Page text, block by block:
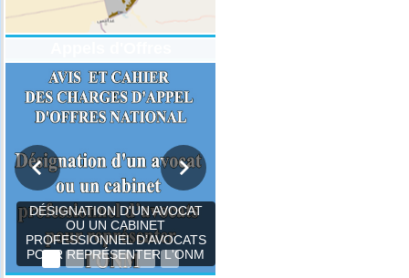
DÉSIGNATION D'UN AVOCAT
OU UN CABINET
PROFESSIONNEL D’AVOCATS
POUR REPRÉSENTER L'ONM